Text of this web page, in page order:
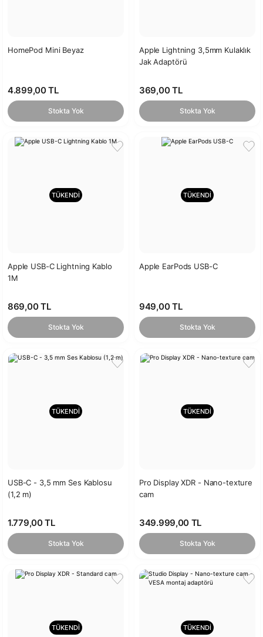
HomePod Mini Beyaz
4.899,00 TL
Stokta Yok
Apple Lightning 3,5mm Kulaklık
Jak Adaptörü
369,00 TL
Stokta Yok
TÜKENDİ
Apple USB-C Lightning Kablo
1M
869,00 TL
Stokta Yok
TÜKENDİ
Apple EarPods USB-C
949,00 TL
Stokta Yok
TÜKENDİ
USB-C - 3,5 mm Ses Kablosu
(1,2 m)
1.779,00 TL
Stokta Yok
TÜKENDİ
Pro Display XDR - Nano-texture
cam
349.999,00 TL
Stokta Yok
TÜKENDİ TÜKENDİ